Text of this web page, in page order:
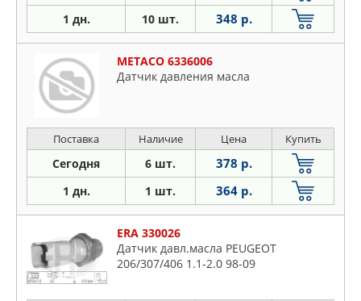
1 дн. 10 шт. 348 р.
METACO 6336006
Датчик давления масла
Поставка Наличие Цена Купить
Сегодня 6 шт. 378 р.
1 дн. 1 шт. 364 р.
ERA 330026
Датчик давл.масла PEUGEOT
206/307/406 1.1-2.0 98-09